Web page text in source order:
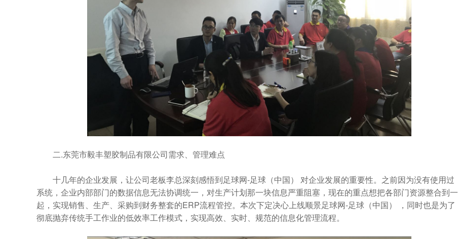
二.东莞市毅丰塑胶制品有限公司需求、管理难点
十几年的企业发展，让公司老板李总深刻感悟到足球网-足球（中国） 对企业发展的重要性。之前因为没有使用过
系统，企业内部部门的数据信息无法协调统一，对生产计划那一块信息严重阻塞，现在的重点想把各部门资源整合到一
起，实现销售、生产、采购到财务整套的ERP流程管控。本次下定决心上线顺景足球网-足球（中国） ，同时也是为了
彻底抛弃传统手工作业的低效率工作模式，实现高效、实时、规范的信息化管理流程。